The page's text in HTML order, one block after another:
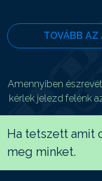
TOVÁBB AZ
Amennyiben
kérlek jelezd felénk
Ha tetszett amit
meg minket.